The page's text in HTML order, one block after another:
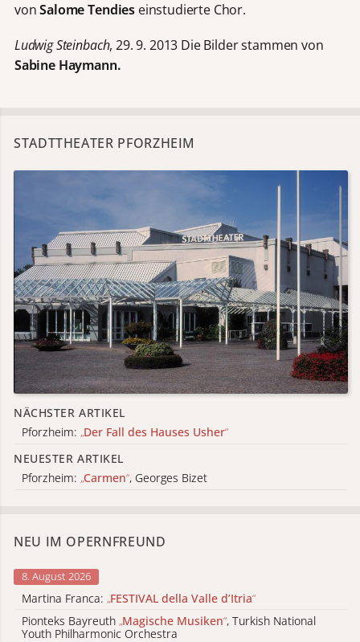
vonSalome Tendies einstudierte Chor.
Ludwig Steinbach, 29. 9. 2013 Die Bilder stammen von
Sabine Haymann.
STADTTHEATER PFORZHEIM
NÄCHSTER ARTIKEL
Pforzheim: „Der Fall des Hauses Usher“
NEUESTER ARTIKEL
Pforzheim: „Carmen“, Georges Bizet
NEU IM OPERNFREUND
8. August 2026
Martina Franca: „FESTIVAL della Valle d’Itria“
Pionteks Bayreuth „Magische Musiken“, Turkish National
Youth Philharmonic Orchestra